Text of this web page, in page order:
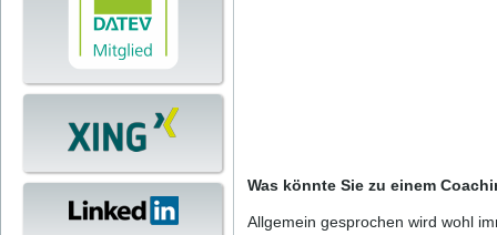
Was könnte Sie zu einem
Allgemein gesprochen wird wohl